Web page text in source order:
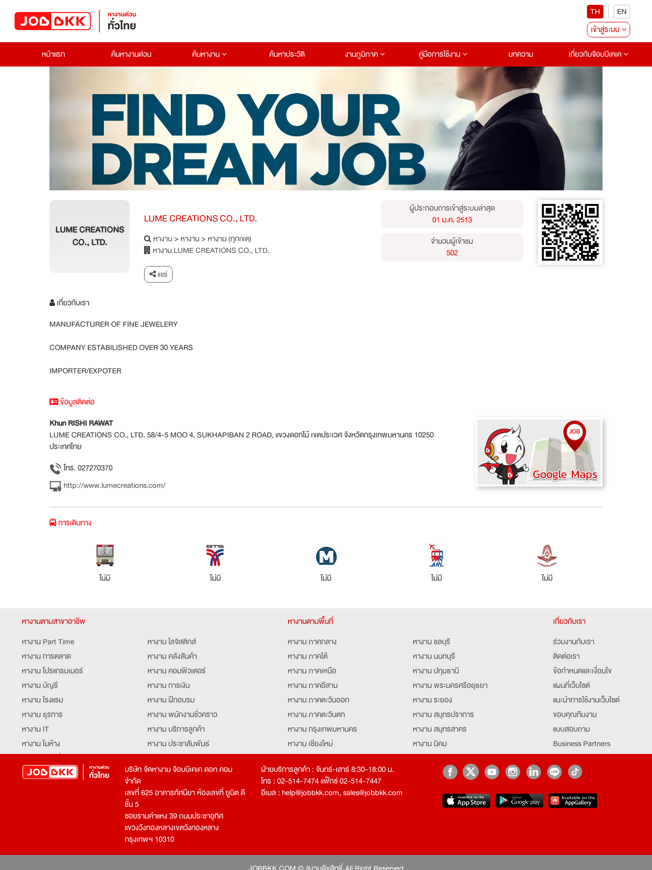
TH
EN
เข้าสู่ระบบ
หน้าแรก
ค้นหางานด่วน ค้นหางาน ค้นหาประวัติ งานภูมิภาค คู่มือการใช้งาน บทความ เกี่ยวกับจ๊อบบีเคเค
LUME CREATIONS
CO., LTD.
LUME CREATIONS CO., LTD.
หางาน>หางาน>หางาน (ทุกเขต)
หางาน LUME CREATIONS CO., LTD.
แชร์
ผู้ประกอบการเข้าสู่ระบบล่าสุด
01 ม.ค. 2513
จำนวนผู้เข้าชม
502
เกี่ยวกับเรา
MANUFACTURER OF FINE JEWELERY
COMPANY ESTABILISHED OVER 30 YEARS
IMPORTER/EXPOTER
ข้อมูลติดต่อ
Khun RISHI RAWAT
LUME CREATIONS CO., LTD. 58/4-5 MOO 4, SUKHAPIBAN 2 ROAD, แขวงดอกไม้ เขตประเวศ จังหวัดกรุงเทพมหานคร 10250
ประเทศไทย
โทร. 027270370
http://www.lumecreations.com/
การเดินทาง
ไม่มี ไม่มี ไม่มี ไม่มี ไม่มี
หางานตามสาขาอาชีพ
หางาน Part Time
หางาน การตลาด
หางาน โปรแกรมเมอร์
หางาน บัญชี
หางาน โรงแรม
หางาน ธุรการ
หางาน IT
หางาน ในห้าง
หางาน ท่องเที่ยว
หางาน จัดซื้อ
หางาน เจ้าหน้าที่รักษาความปลอดภัย
หางาน โลจิสติกส์
หางาน คลังสินค้า
หางาน คอมพิวเตอร์
หางาน การเงิน
หางาน ฝึกอบรม
หางาน พนักงานชั่วคราว
หางาน บริการลูกค้า
หางาน ประชาสัมพันธ์
หางาน รับโทรศัพท์
หางาน ประสานงาน
หางาน จองตั๋ว
หางาน กุ๊ก
หางาน นักศึกษาฝึกงาน
หางาน Mobile Application
Developer
หางานตามพื้นที่
หางาน ภาคกลาง
หางาน ภาคใต้
หางาน ภาคเหนือ
หางาน ภาคอีสาน
หางาน ภาคตะวันออก
หางาน ภาคตะวันตก
หางาน กรุงเทพมหานคร
หางาน เชียงใหม่
หางาน ฉะเชิงเทรา
หางาน ชลบุรี
หางาน นนทบุรี
หางาน ปทุมธานี
หางาน พระนครศรีอยุธยา
หางาน ระยอง
หางาน สมุทรปราการ
หางาน สมุทรสาคร
หางาน นิคม
หางานอยุธยา
เกี่ยวกับเรา
ร่วมงานกับเรา
ติดต่อเรา
ข้อกำหนดและเงื่อนไข
แผนที่เว็บไซต์
แนะนำการใช้งานเว็บไซต์
ขอบคุณทีมงาน
แบบสอบถาม
Business Partners
Partner มหาวิทยาลัย
Job Index
job
บริษัท จัดหางาน จ๊อบบีเคเค ดอท คอม
จำกัด
เลขที่ 625 อาคารทัศนียา ห้องเลขที่ ยูนิต ดี
ชั้น 5
ซอยรามคำแหง 39 ถนนประชาอุทิศ
แขวงวังทองหลางเขตวังทองหลาง
กรุงเทพฯ 10310
ฝ่ายบริการลูกค้า : จันทร์-เสาร์ 8:30-18:00 น.
โทร : 02-514-7474 แฟ็กซ์ 02-514-7447
อีเมล : help@jobbkk.com,sales@jobbkk.com